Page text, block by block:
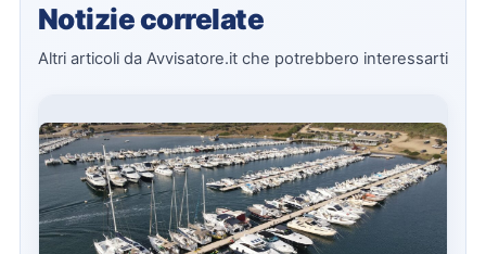
Notizie correlate
Altri articoli da Avvisatore.it che potrebbero interessarti